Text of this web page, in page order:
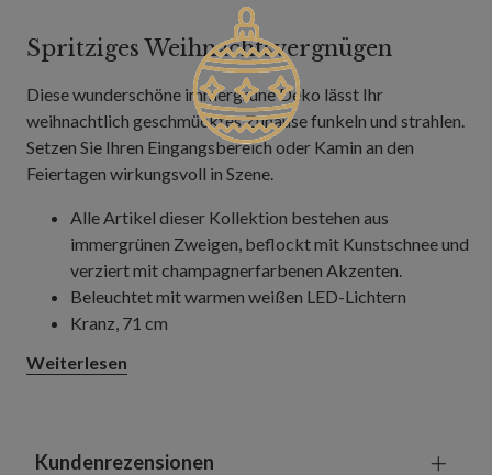
Spritziges Weihnachtsvergnügen
Diese wunderschöne immergrüne Deko lässt Ihr
weihnachtlich geschmücktes Zuhause funkeln und strahlen.
Setzen Sie Ihren Eingangsbereich oder Kamin an den
Feiertagen wirkungsvoll in Szene.
Alle Artikel dieser Kollektion bestehen aus
immergrünen Zweigen, beflockt mit Kunstschnee und
verziert mit champagnerfarbenen Akzenten.
Beleuchtet mit warmen weißen LED-Lichtern
Kranz, 71 cm
Erfordert 3 Batterien der Größe AA (nicht
Breite: 36 cm
Weiterlesen
Kundenrezensionen